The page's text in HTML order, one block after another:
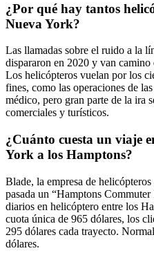
¿Por qué hay tantos
Nueva York?
Las llamadas sobre el ruido a la
dispararon en 2020 y van
Los helicópteros vuelan por los
fines, como las operaciones de
médico, pero gran parte de la ira
comerciales y turísticos.
¿Cuánto cuesta un viaje
York a los Hamptons?
Blade, la empresa de
pasada un “Hamptons
diarios en helicóptero entre los
cuota única de 965 dólares, los
295 dólares cada trayecto.
dólares.